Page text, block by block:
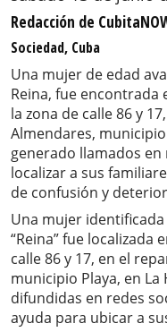
Redacción de
Sociedad, Cuba
Una mujer de edad
Reina, fue encontrada
la zona de calle 86 y
Almendares, municipio
generado llamados
localizar a sus
de confusión y
Una mujer
“Reina” fue localizada
calle 86 y 17, en el
municipio Playa, en
difundidas en redes
ayuda para ubicar a